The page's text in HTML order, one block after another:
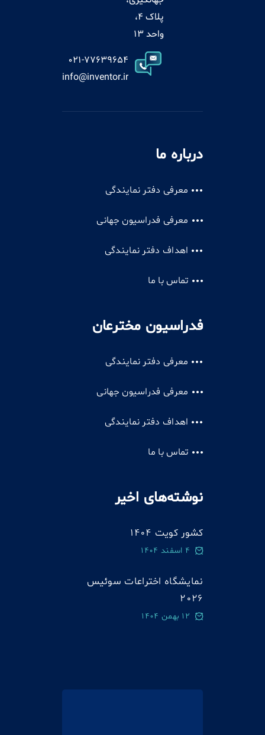
پلاک 4،
واحد 13
021-77639654
info@inventor.ir
درباره ما
معرفی دفتر نمایندگی
معرفی فدراسیون جهانی
اهداف دفتر نمایندگی
تماس با ما
فدراسیون مخترعان
معرفی دفتر نمایندگی
معرفی فدراسیون جهانی
اهداف دفتر نمایندگی
تماس با ما
نوشته‌های اخیر
کشور کویت 1404
4 اسفند 1404
نمایشگاه اختراعات سوئيس
2026
12 بهمن 1404